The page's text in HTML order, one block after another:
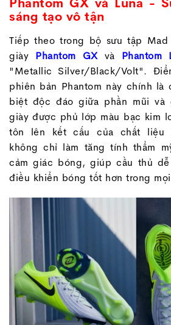
Phantom GX và Luna -
sáng tạo vô tận
Tiếp theo trong bộ sưu tập Mad
giày Phantom GXvà Phantom
"Metallic Silver/Black/Volt".
phiên bản Phantom này chính là
biệt độc đáo giữa phần mũi và
giày được phủ lớp màu bạc kim
tôn lên kết cấu của chất liệu
không chỉ làm tăng tính thẩm
cảm giác bóng, giúp cầu thủ
điều khiển bóng tốt hơn trong